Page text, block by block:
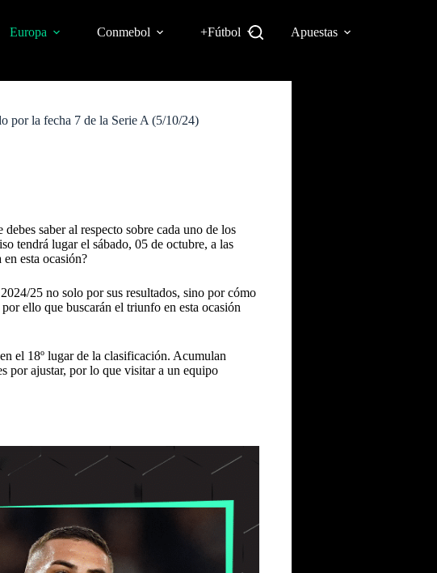
Europa Conmebol +Fútbol Apuestas
por la fecha 7 de la Serie A (5/10/24)
saber al respecto sobre cada uno de los
tendrá lugar el sábado, 05 de octubre, a las
esta ocasión?
25 no solo por sus resultados, sino por cómo
ello que buscarán el triunfo en esta ocasión
el 18º lugar de la clasificación. Acumulan
por ajustar, por lo que visitar a un equipo